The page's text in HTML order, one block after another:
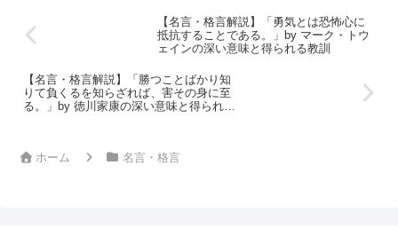
【名言・格言解説】「勇気とは恐怖心に
抵抗することである。」by マーク・トウ
ェインの深い意味と得られる教訓
【名言・格言解説】「勝つことばかり知
りて負くるを知らざれば、害その身に至
る。」by 徳川家康の深い意味と得られる
ホーム 名言・格言